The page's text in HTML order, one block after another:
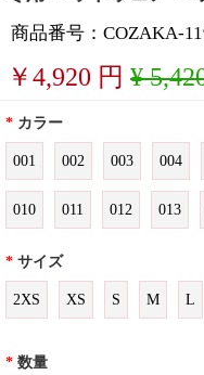
商品番号：COZAKA-
￥4,920 円 ¥
* カラー
001 002 003 004
010 011 012 013
* サイズ
2XS XS S M L
* 数量